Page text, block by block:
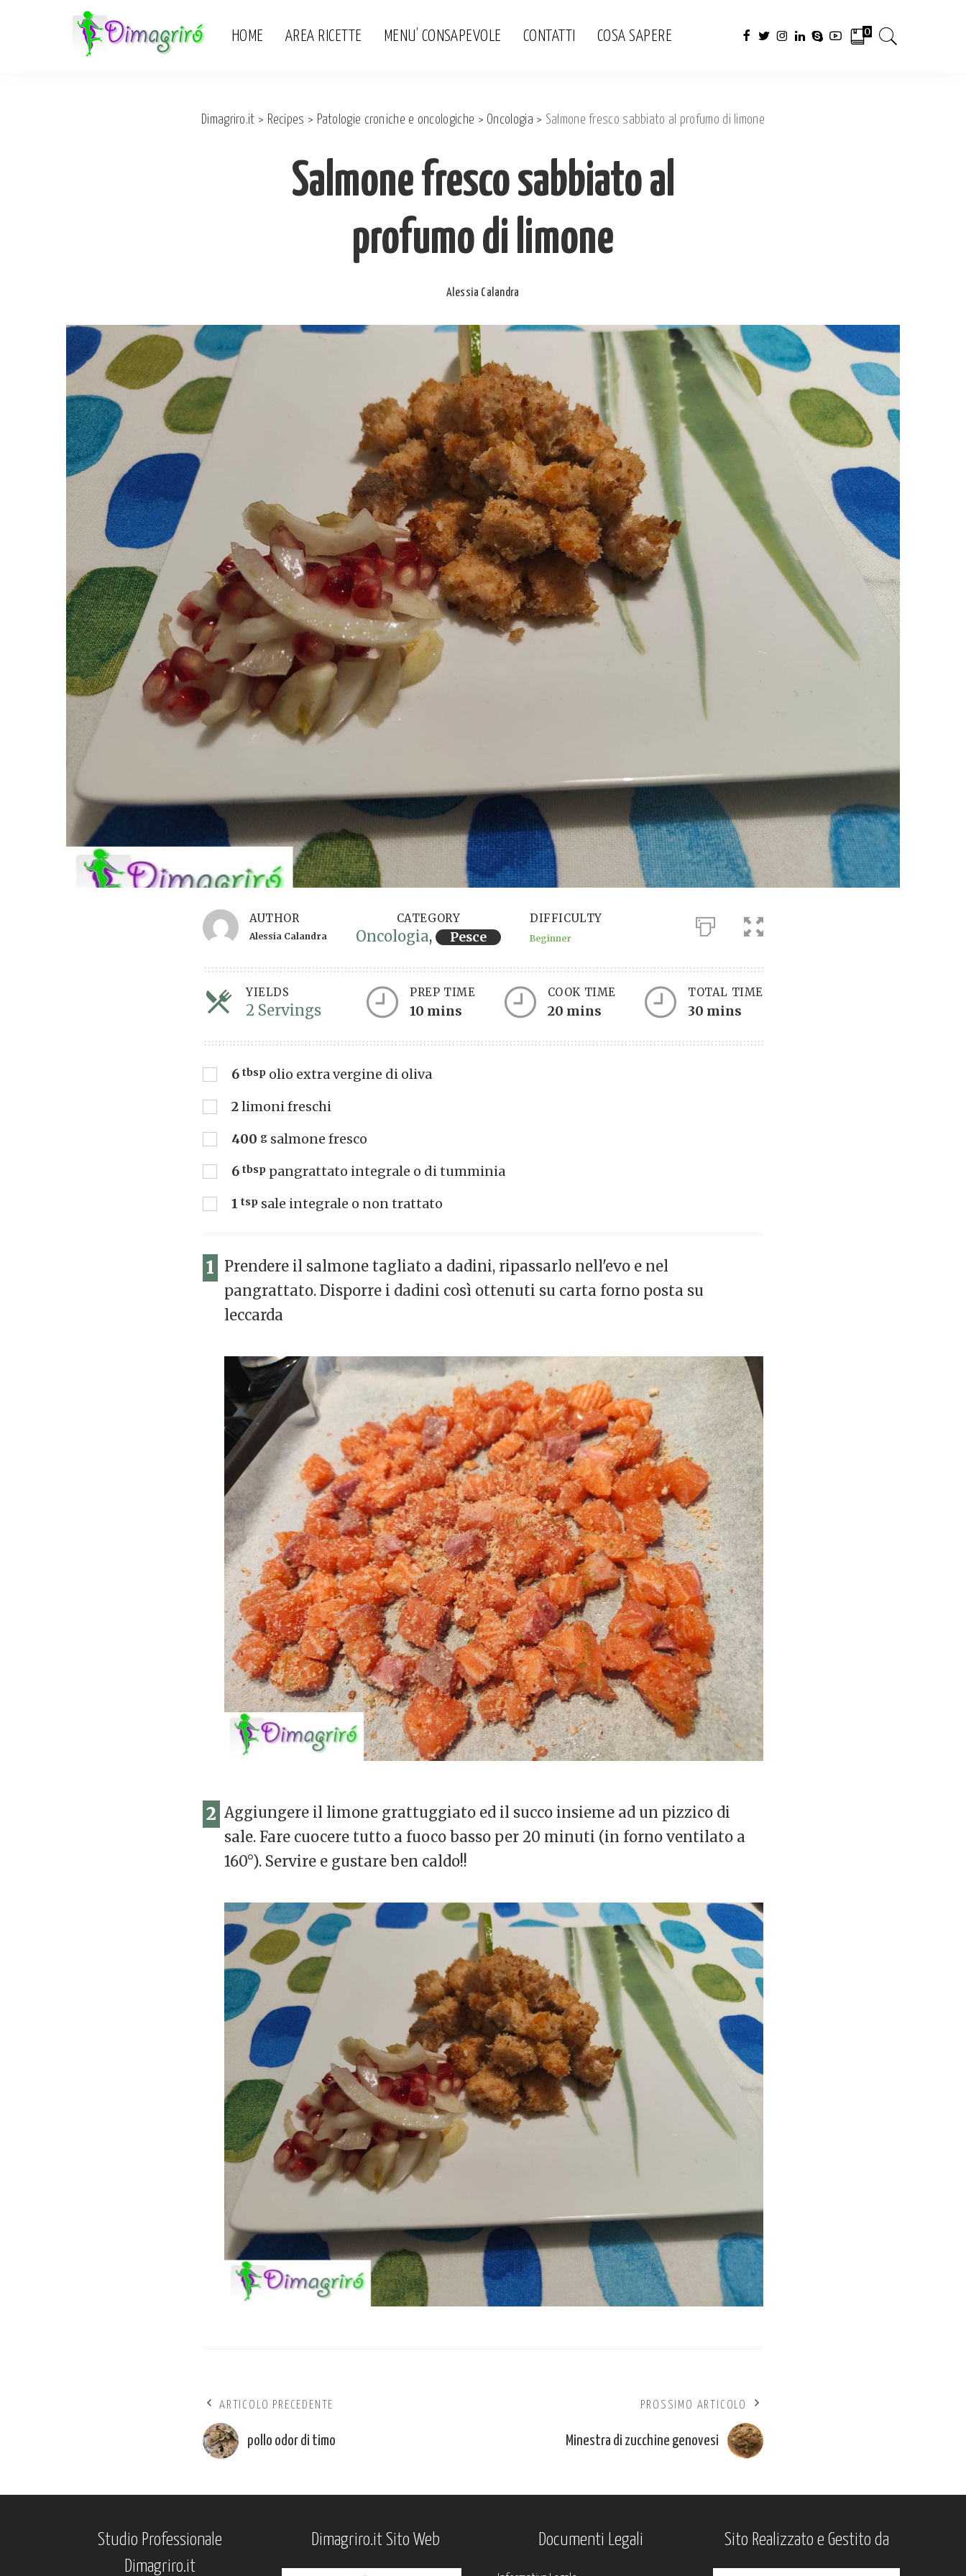
HOME AREA RICETTE MENU’ CONSAPEVOLE CONTATTI COSA SAPERE 0
Dimagriro.it > Recipes > Patologie croniche e oncologiche > Oncologia > Salmone fresco sabbiato al profumo di limone
Salmone fresco sabbiato al
profumo di limone
Posted
Alessia Calandra
AUTHOR
Alessia Calandra
CATEGORY
Oncologia, Pesce
DIFFICULTY
Beginner
YIELDS
2 ServingsServings
PREP TIME
10 mins
COOK TIME
20 mins
TOTAL TIME
30 mins
6 tbsp olio extra vergine di oliva
2limoni freschi
400 g salmone fresco
6 tbsp pangrattato integrale o di tumminia
1 tsp sale integrale o non trattato
1
Prendere il salmone tagliato a dadini, ripassarlo nell'evo e nel
pangrattato. Disporre i dadini così ottenuti su carta forno posta su
leccarda
2 Aggiungere il limone grattuggiato ed il succo insieme ad un pizzico di
sale. Fare cuocere tutto a fuoco basso per 20 minuti (in forno ventilato a
160°). Servire e gustare ben caldo!!
ARTICOLO PRECEDENTE
pollo odor di timo
PROSSIMO ARTICOLO
Minestra di zucchine genovesi
Studio Professionale
Dimagriro.it
Dimagriro.it Sito Web Documenti Legali Sito Realizzato e Gestito da